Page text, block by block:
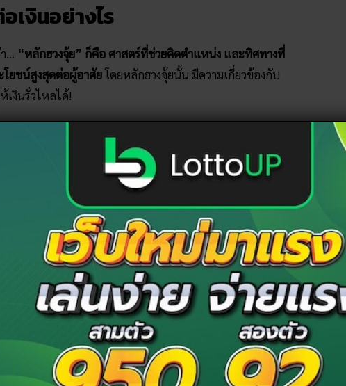
งินอย่างไร
… “หลักฮวงจุ้ย” ก็คือ ศาสตร์ที่ช่วยคิดตำแหน่ง และทิศทางที่
โยชน์สูงสุดต่อผู้อาศัยโดยหลักฮวงจุ้ยนั้น มีความเกี่ยวข้องกับ
เงินรั่วไหลได้!
ยอยู่ในบ้านอย่างไม่มีความสุข และต้องเสียเงินปรับปรุง ต่อเติม
า “ห้ามหันหัวนอนไปที่หัวบันได จะทำให้นอนไม่หลับ” ด้วยความ
ๆ กลับนอนไม่หลับ! เพราะว่า เหตุผลที่แท้ก็คือ “คนวิ่งขึ้นวิ่งลง
ท้ายก็ต้องเสียเงินเคลื่อนย้ายเฟอร์นิเจอร์อยู่ดี
องเรา ก็ต้องพึ่งหลักฮวงจุ้ยเช่นกันเพื่อให้ตำแหน่งของต้นไม้
ากันได้อย่างลงตัว อันจะช่วยดึงดูดความสุข โชคลาภ และสิริมงคล
เลยว่า ฮวงจุ้ยจัดสวน ต้องทำอย่างไร!
จุ้ยจัดสวน ที่ควรนำไปปรับใช้โดย